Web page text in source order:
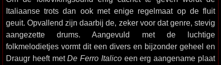
Italiaanse trots dan ook met enige regelmaat op de fluit
geuit. Opvallend zijn daarbij de, zeker voor dat genre, stevig
aangezette drums. Aangevuld met de luchtige
folkmelodietjes vormt dit een divers en bijzonder geheel en
Draugr heeft metDe Ferro Italicoeen erg aangename plaat